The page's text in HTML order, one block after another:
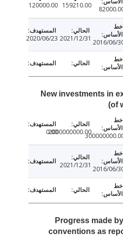
159210.00
120000.00
2021/12/31
2020/06/23
New
2000000000.00
0.00
2021/12/31
Progress
conventions